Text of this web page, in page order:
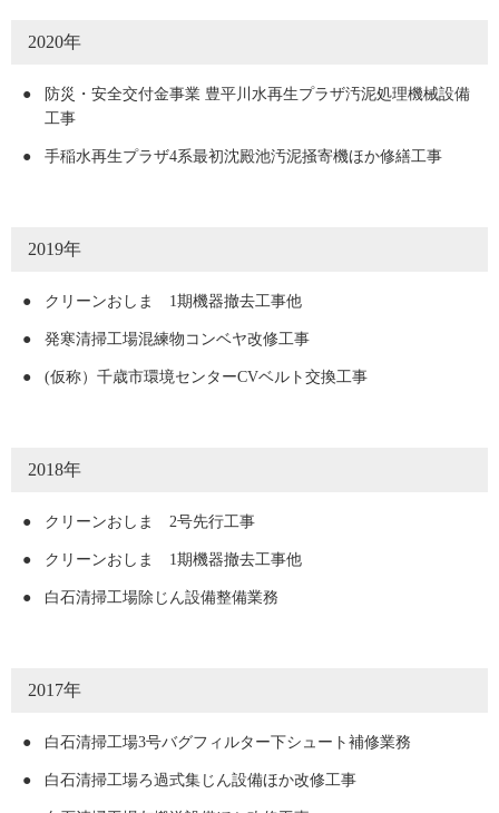
2020年
●
防災・安全交付金事業 豊平川水再生プラザ汚泥処理機械設備
工事
● 手稲水再生プラザ4系最初沈殿池汚泥掻寄機ほか修繕工事
2019年
● クリーンおしま 1期機器撤去工事他
● 発寒清掃工場混練物コンベヤ改修工事
● (仮称）千歳市環境センターCVベルト交換工事
2018年
● クリーンおしま 2号先行工事
● クリーンおしま 1期機器撤去工事他
● 白石清掃工場除じん設備整備業務
2017年
● 白石清掃工場3号バグフィルター下シュート補修業務
● 白石清掃工場ろ過式集じん設備ほか改修工事